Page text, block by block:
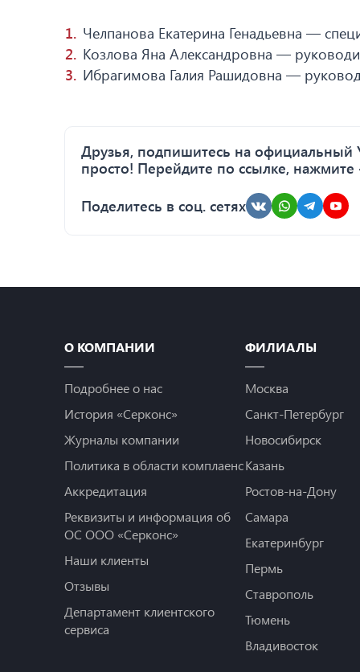
Челпанова Екатерина Генадьевна —
Козлова Яна Александровна —
Ибрагимова Галия Рашидовна —
Друзья, подпишитесь на официальный
просто! Перейдите по ссылке,
Поделитесь в соц. сетях
О КОМПАНИИ
Подробнее о нас
История «Серконс»
Журналы компании
Политика в области комплаенс
Аккредитация
Реквизиты и информация об
ОС ООО «Серконс»
Наши клиенты
Отзывы
Департамент клиентского
сервиса
ФИЛИАЛЫ
Москва
Санкт-Петербург
Новосибирск
Казань
Ростов-на-Дону
Самара
Екатеринбург
Пермь
Ставрополь
Тюмень
Владивосток